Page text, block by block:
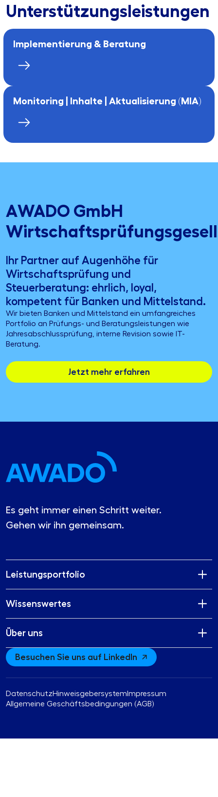
Unterstützungsleistungen
Implementierung & Beratung
Monitoring | Inhalte | Aktualisierung (MIA)
AWADO GmbH
Ihr Partner auf Augenhöhe für
Wirtschaftsprüfung und
Steuerberatung: ehrlich, loyal,
kompetent für Banken und Mittelstand.
Wir bieten Banken und Mittelstand ein umfangreiches
Portfolio an Prüfungs- und Beratungsleistungen wie
Jahresabschlussprüfung, interne Revision sowie IT-
Beratung.
Jetzt mehr erfahren
Es geht immer einen Schritt weiter.
Gehen wir ihn gemeinsam.
Leistungsportfolio
Wissenswertes
Über uns
Besuchen Sie uns auf LinkedIn
DatenschutzHinweisgebersystem Impressum
Allgemeine Geschäftsbedingungen (AGB)